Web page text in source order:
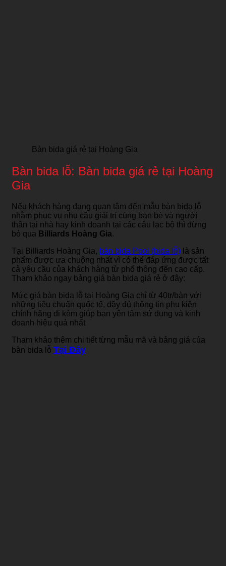
Bàn bida giá rẻ tại Hoàng Gia
Bàn bida lỗ: Bàn bida giá rẻ tại Hoàng
Gia
Nếu khách hàng đang quan tâm đến mẫu bàn bida lỗ
nhằm phục vụ nhu cầu giải trí cùng bạn bè và người
thân tại nhà hay kinh doanh tại các câu lạc bộ thì đừng
bỏ qua Billiards Hoàng Gia.
Tại Billiards Hoàng Gia, bàn bida Pool (bida lỗ) là sản
phẩm được ưa chuộng nhất vì có thể đáp ứng được tất
cả yêu cầu của khách hàng từ phổ thông đến cao cấp.
Tham khảo ngay bảng giá bàn bida giá rẻ ở đây:
Mức giá bàn bida lỗ tại Hoàng Gia chỉ từ 40tr/bàn với
những tiêu chuẩn quốc tế, đầy đủ thông tin phụ kiện
chính hãng đi kèm giúp bạn yên tâm sử dụng và kinh
doanh hiệu quả nhất
Tham khảo thêm chi tiết từng mẫu mã và bảng giá của
bàn bida lỗ Tại Đây